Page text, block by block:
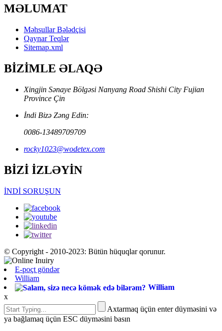
MƏLUMAT
Məhsullar Bələdçisi
Qaynar Teqlər
Sitemap.xml
BİZİMLE ƏLAQƏ
Xingjin Sənaye Bölgəsi Nanyang Road Shishi City Fujian
Province Çin
İndi Bizə Zəng Edin:
0086-13489709709
rocky1023@wodetex.com
BİZİ İZLƏYİN
İNDİ SORUŞUN
© Copyright - 2010-2023: Bütün hüquqlar qorunur.
E-poçt göndər
William
William
x
Axtarmaq üçün enter düyməsini və
ya bağlamaq üçün ESC düyməsini basın